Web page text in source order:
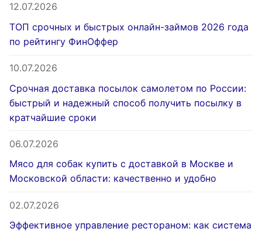
12.07.2026
ТОП срочных и быстрых онлайн-займов 2026 года
по рейтингу ФинОффер
10.07.2026
Срочная доставка посылок самолетом по России:
быстрый и надежный способ получить посылку в
кратчайшие сроки
06.07.2026
Мясо для собак купить с доставкой в Москве и
Московской области: качественно и удобно
02.07.2026
Эффективное управление рестораном: как система